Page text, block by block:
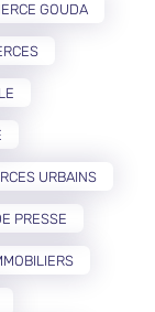
GOUDA
URBAINS
PRESSE